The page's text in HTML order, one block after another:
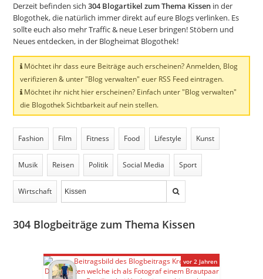
Derzeit befinden sich304Blogartikel zum Thema Kissen in der
Blogothek, die natürlich immer direkt auf eure Blogs verlinken. Es
sollte euch also mehr Traffic & neue Leser bringen! Stöbern und
Neues entdecken, in der Blogheimat Blogothek!
Möchtet ihr dass eure Beiträge auch erscheinen? Anmelden, Blog
verifizieren & unter "Blog verwalten" euer RSS Feed eintragen.
Möchtet ihr nicht hier erscheinen? Einfach unter "Blog verwalten"
die Blogothek Sichtbarkeit auf nein stellen.
Fashion Film Fitness Food Lifestyle Kunst
Musik Reisen Politik Social Media Sport
Wirtschaft
304 Blogbeiträge zum Thema Kissen
vor 2 Jahren